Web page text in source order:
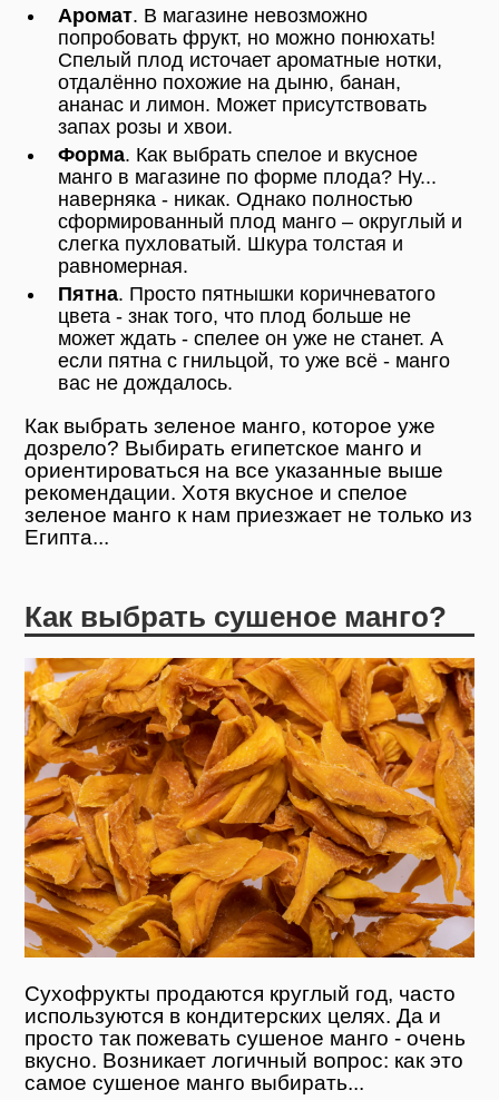
Аромат. В магазине невозможно
попробовать фрукт, но можно понюхать!
Спелый плод источает ароматные нотки,
отдалённо похожие на дыню, банан,
ананас и лимон. Может присутствовать
запах розы и хвои.
Форма. Как выбрать спелое и вкусное
манго в магазине по форме плода? Ну...
наверняка - никак. Однако полностью
сформированный плод манго – округлый и
слегка пухловатый. Шкура толстая и
равномерная.
Пятна. Просто пятнышки коричневатого
цвета - знак того, что плод больше не
может ждать - спелее он уже не станет. А
если пятна с гнильцой, то уже всё - манго
вас не дождалось.
Как выбрать зеленое манго, которое уже
дозрело? Выбирать египетское манго и
ориентироваться на все указанные выше
рекомендации. Хотя вкусное и спелое
зеленое манго к нам приезжает не только из
Египта...
Как выбрать сушеное манго?
Сухофрукты продаются круглый год, часто
используются в кондитерских целях. Да и
просто так пожевать сушеное манго - очень
вкусно. Возникает логичный вопрос: как это
самое сушеное манго выбирать...